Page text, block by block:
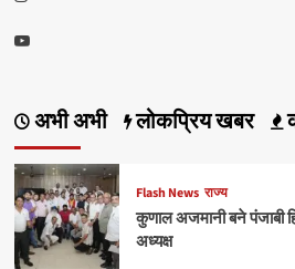
Youtube
अभी अभी लोकप्रिय खबर
Flash News राज्य
कुणाल अजमानी बने पंजाबी
अध्यक्ष